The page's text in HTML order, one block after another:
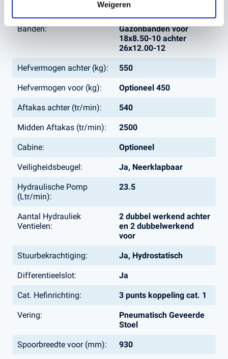
Weigeren
Ja
Banden:
Gazonbanden voor
18x8.50-10 achter
26x12.00-12
Hefvermogen achter (kg): 550
Hefvermogen voor (kg): Optioneel 450
Aftakas achter (tr/min): 540
Midden Aftakas (tr/min): 2500
Cabine: Optioneel
Veiligheidsbeugel: Ja, Neerklapbaar
Hydraulische Pomp
(Ltr/min):
23.5
Aantal Hydrauliek
Ventielen:
2 dubbel werkend achter
en 2 dubbelwerkend
voor
Stuurbekrachtiging: Ja, Hydrostatisch
Differentieelslot: Ja
Cat. Hefinrichting: 3 punts koppeling cat. 1
Vering:
Pneumatisch Geveerde
Stoel
Spoorbreedte voor (mm): 930